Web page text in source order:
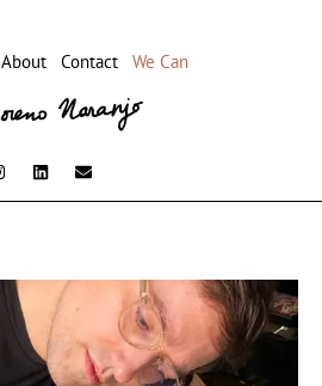
About Contact We Can